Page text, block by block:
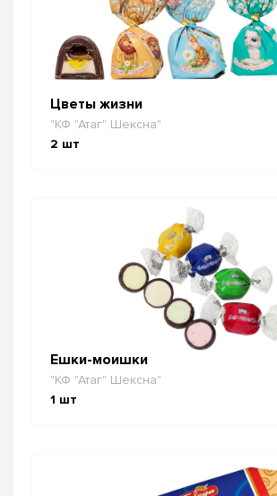
Цветы жизни
"КФ "Атаг" Шексна"
2 шт
Ешки-моишки
"КФ "Атаг" Шексна"
1 шт